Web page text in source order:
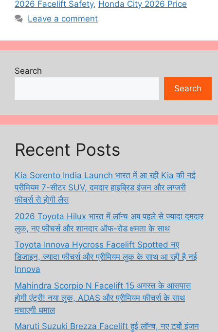
2026 Facelift Safety, Honda City 2026 Price
Leave a comment
Search
Search
Recent Posts
Kia Sorento India Launch भारत में आ रही Kia की नई
प्रीमियम 7-सीटर SUV, दमदार हाइब्रिड इंजन और लग्जरी
फीचर्स से होगी लैस
2026 Toyota Hilux भारत में लॉन्च अब पहले से ज्यादा दमदार
लुक, नए फीचर्स और शानदार ऑफ-रोड क्षमता के साथ
Toyota Innova Hycross Facelift Spotted नए
डिजाइन, ज्यादा फीचर्स और प्रीमियम लुक के साथ आ रही है नई
Innova
Mahindra Scorpio N Facelift 15 अगस्त के आसपास
होगी एंट्री! नया लुक, ADAS और प्रीमियम फीचर्स के साथ
मचाएगी धमाल
Maruti Suzuki Brezza Facelift हुई लॉन्च, नए टर्बो इंजन